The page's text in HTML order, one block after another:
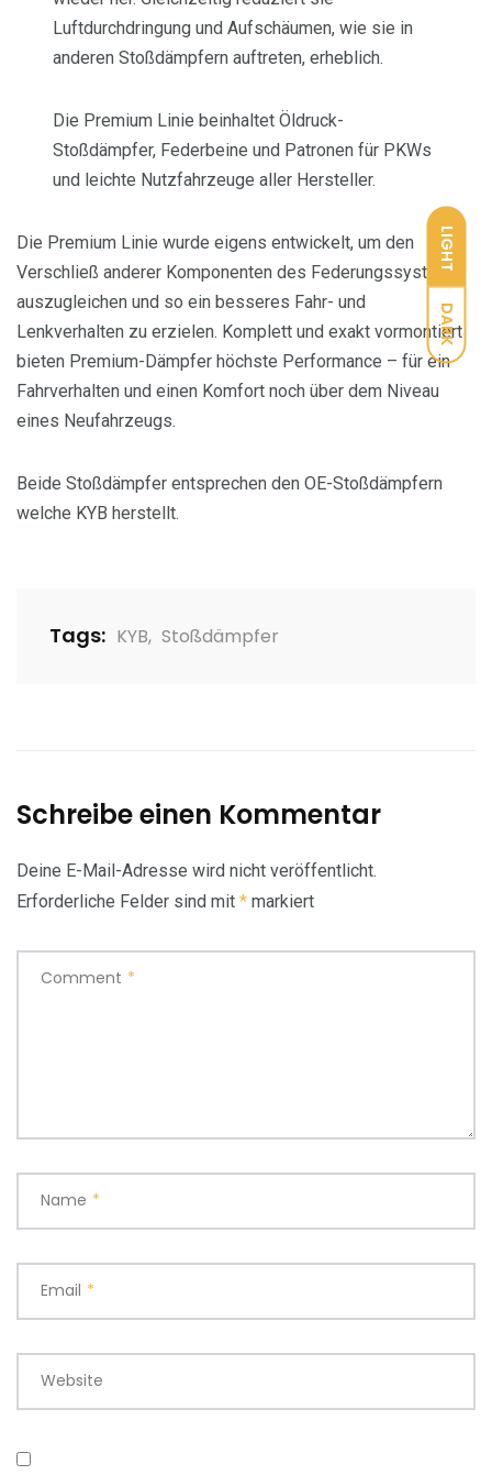
LIGHT
DARK
Luftdurchdringung und Aufschäumen, wie sie in
anderen Stoßdämpfern auftreten, erheblich.
Die Premium Linie beinhaltet Öldruck-
Stoßdämpfer, Federbeine und Patronen für PKWs
und leichte Nutzfahrzeuge aller Hersteller.
Die Premium Linie wurde eigens entwickelt, um den
Verschließ anderer Komponenten des Federungssystems
auszugleichen und so ein besseres Fahr- und
Lenkverhalten zu erzielen. Komplett und exakt vormontiert
bieten Premium-Dämpfer höchste Performance – für ein
Fahrverhalten und einen Komfort noch über dem Niveau
eines Neufahrzeugs.
Beide Stoßdämpfer entsprechen den OE-Stoßdämpfern
welche KYB herstellt.
Tags: KYB, Stoßdämpfer
Schreibe einen Kommentar
Deine E-Mail-Adresse wird nicht veröffentlicht.
Erforderliche Felder sind mit * markiert
Comment *
Name *
Email *
Website